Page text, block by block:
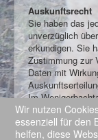
Auskunftsrecht
Sie haben das
unverzüglich
erkundigen. Sie
Zustimmung zur
Daten mit
Im
Aktuelle
Wir nutzen
essenziell für den
helfen, diese